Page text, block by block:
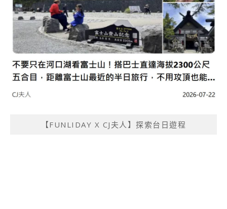
【FUNLIDAY X CJ夫人】探索台日遊程